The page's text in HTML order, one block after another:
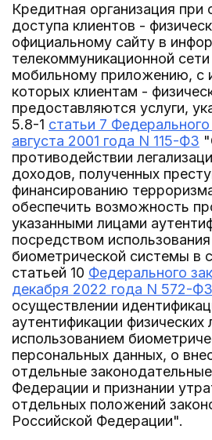
Кредитная организация при
доступа клиентов -
официальному сайту в
телекоммуникационной
мобильному приложению, с
которых клиентам -
предоставляются услуги,
5.8-1 статьи 7
августа 2001 года N 115-ФЗ
противодействии
доходов, полученных
финансированию
обеспечить возможность
указанными лицами
посредством
биометрической системы в
статьей 10 Федерального
декабря 2022 года N 572-ФЗ
осуществлении
аутентификации физических
использованием
персональных данных, о
отдельные
Федерации и признании
отдельных положений
Российской Федерации".